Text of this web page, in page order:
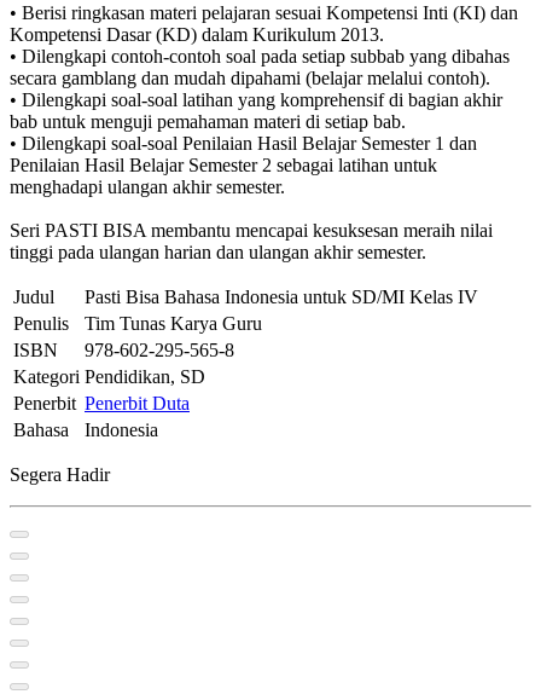
• Berisi ringkasan materi pelajaran sesuai Kompetensi Inti (KI) dan
Kompetensi Dasar (KD) dalam Kurikulum 2013.
• Dilengkapi contoh-contoh soal pada setiap subbab yang dibahas
secara gamblang dan mudah dipahami (belajar melalui contoh).
• Dilengkapi soal-soal latihan yang komprehensif di bagian akhir
bab untuk menguji pemahaman materi di setiap bab.
• Dilengkapi soal-soal Penilaian Hasil Belajar Semester 1 dan
Penilaian Hasil Belajar Semester 2 sebagai latihan untuk
menghadapi ulangan akhir semester.
Seri PASTI BISA membantu mencapai kesuksesan meraih nilai
tinggi pada ulangan harian dan ulangan akhir semester.
Judul
Pasti Bisa Bahasa Indonesia untuk SD/MI Kelas IV
Penulis
Tim Tunas Karya Guru
ISBN
978-602-295-565-8
Kategori Pendidikan, SD
Penerbit Penerbit Duta
Bahasa
Indonesia
Segera Hadir